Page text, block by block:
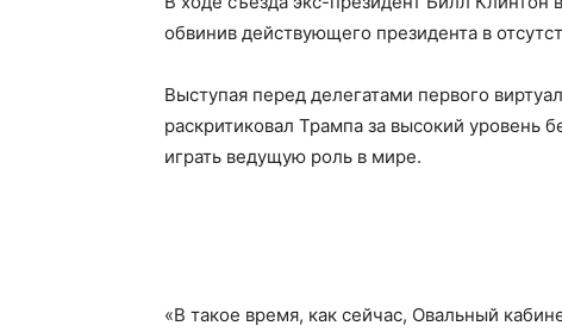
обвинив действующего президента в
Выступая перед делегатами первого
раскритиковал Трампа за высокий уровень
играть ведущую роль в мире.
«В такое время, как сейчас, Овальный